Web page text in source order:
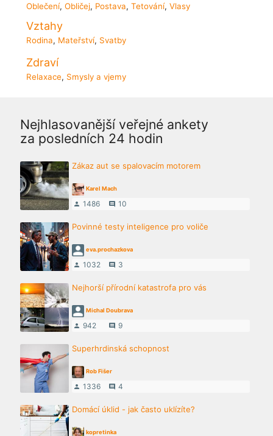
Oblečení,Obličej, Postava,Tetování,Vlasy
Vztahy
Rodina, Mateřství, Svatby
Zdraví
Relaxace, Smysly a vjemy
Nejhlasovanější veřejné ankety
za posledních 24 hodin
Zákaz aut se spalovacím motorem
Karel Mach
person 1486 comment 10
Povinné testy inteligence pro voliče
eva.prochazkova
person 1032 comment 3
Nejhorší přírodní katastrofa pro vás
Michal Doubrava
person 942 comment 9
Superhrdinská schopnost
Rob Fišer
person 1336 comment 4
Domácí úklid - jak často uklízíte?
kopretinka